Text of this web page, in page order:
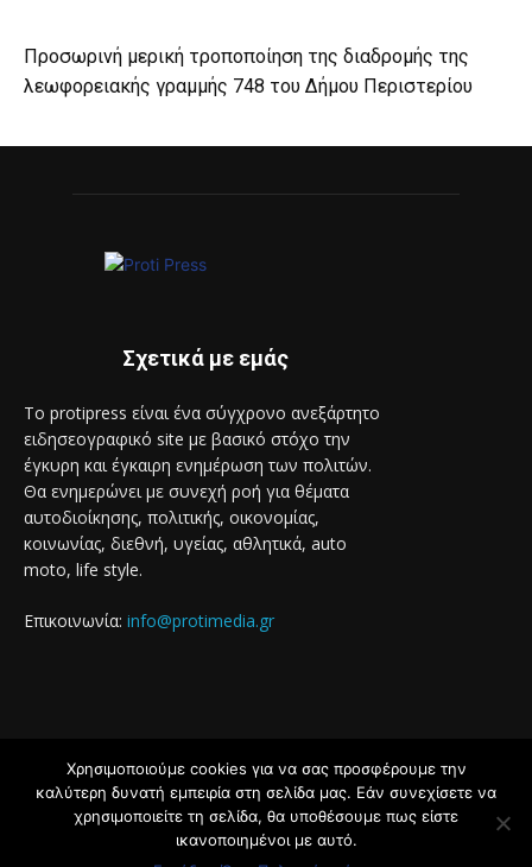
Προσωρινή μερική τροποποίηση της διαδρομής της
λεωφορειακής γραμμής 748 του Δήμου Περιστερίου
Σχετικά με εμάς
Το protipress είναι ένα σύγχρονο ανεξάρτητο
ειδησεογραφικό site με βασικό στόχο την
έγκυρη και έγκαιρη ενημέρωση των πολιτών.
Θα ενημερώνει με συνεχή ροή για θέματα
αυτοδιοίκησης, πολιτικής, οικονομίας,
κοινωνίας, διεθνή, υγείας, αθλητικά, auto
moto, life style.
Επικοινωνία: info@protimedia.gr
© Developed by
Πολιτική Απορρήτου
Χρησιμοποιούμε cookies για να σας προσφέρουμε την
καλύτερη δυνατή εμπειρία στη σελίδα μας. Εάν συνεχίσετε να
χρησιμοποιείτε τη σελίδα, θα υποθέσουμε πως είστε
ικανοποιημένοι με αυτό.